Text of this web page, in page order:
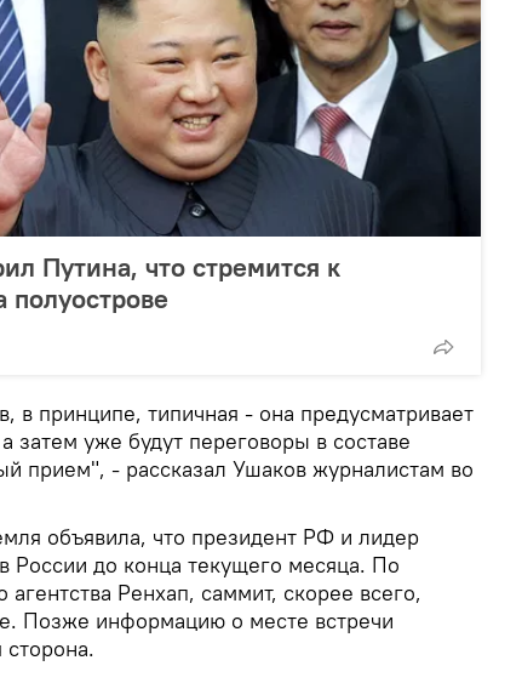
Путина, что стремится к
полуострове
в принципе, типичная - она предусматривает
затем уже будут переговоры в составе
прием", - рассказал Ушаков журналистам во
объявила, что президент РФ и лидер
России до конца текущего месяца. По
Ренхап, саммит, скорее всего,
Позже информацию о месте встречи
сторона.